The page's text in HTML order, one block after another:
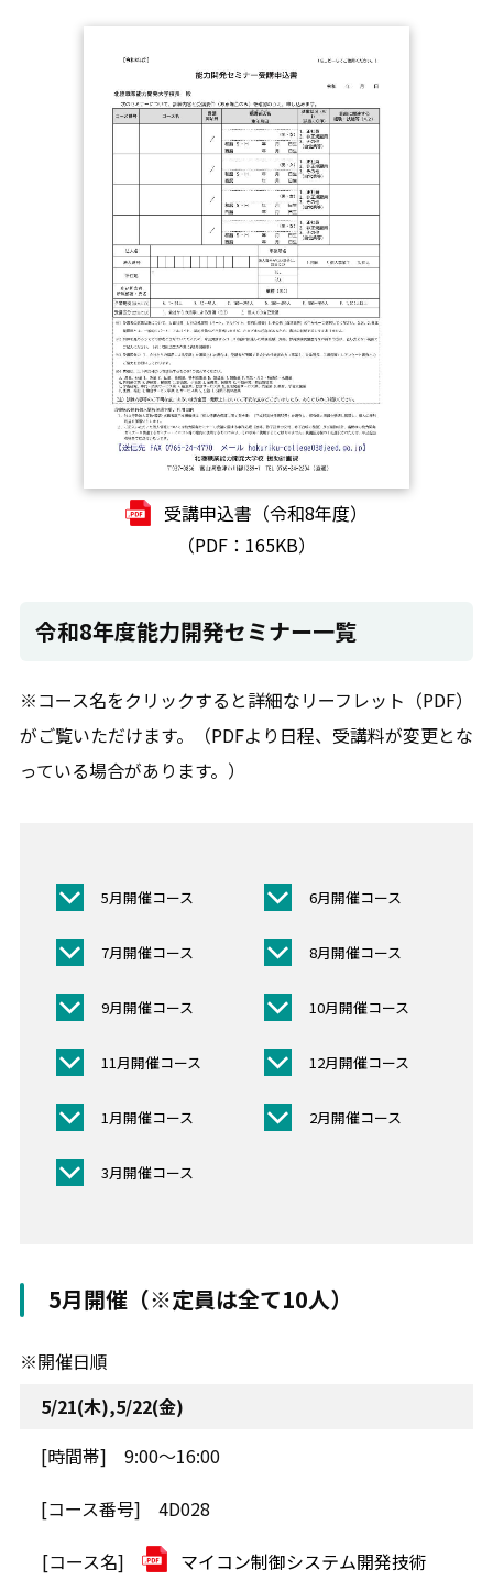
受講申込書（令和8年度）
（PDF：165KB）
令和8年度能力開発セミナー一覧
※コース名をクリックすると詳細なリーフレット（PDF）
がご覧いただけます。（PDFより日程、受講料が変更とな
っている場合があります。）
5月開催コース 6月開催コース
7月開催コース 8月開催コース
9月開催コース 10月開催コース
11月開催コース 12月開催コース
1月開催コース 2月開催コース
3月開催コース
5月開催（※定員は全て10人）
※開催日順
5/21(木),5/22(金)
9:00～16:00
4D028
マイコン制御システム開発技術